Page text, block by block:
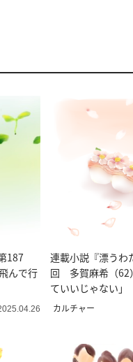
187
んで行
連載小説『漂うわ
回 多賀麻希（62
ていいじゃない」
カルチャー